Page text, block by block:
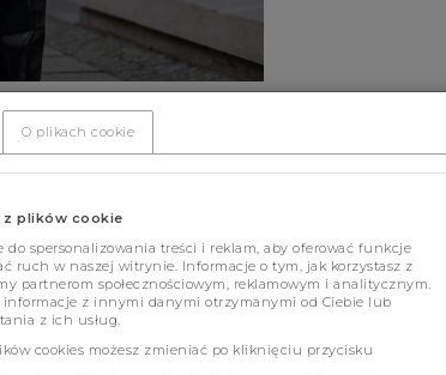
O plikach cookie
z plików cookie
spersonalizowania treści i reklam, aby oferować funkcje
ruch w naszej witrynie. Informacje o tym, jak korzystasz z
partnerom społecznościowym, reklamowym i analitycznym.
informacje z innymi danymi otrzymanymi od Ciebie lub
z ich usług.
cookies możesz zmieniać po kliknięciu przycisku